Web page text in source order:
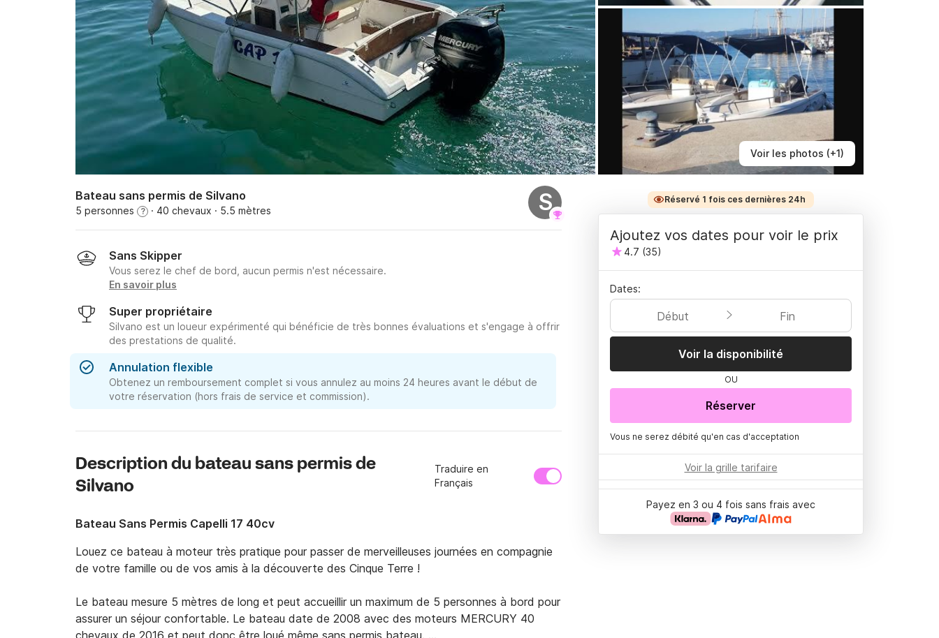
Voir les photos (+1)
Bateau sans permis de Silvano
5 personnes ? · 40 chevaux · 5.5 mètres S
Sans Skipper
Vous serez le chef de bord, aucun permis n'est nécessaire.
En savoir plus
Super propriétaire
Silvano est un loueur expérimenté qui bénéficie de très bonnes évaluations et s'engage à offrir
des prestations de qualité.
Annulation flexible
Obtenez un remboursement complet si vous annulez au moins 24 heures avant le début de
votre réservation (hors frais de service et commission).
Description du bateau sans permis de
Silvano
Traduire en
Français
Bateau Sans Permis Capelli 17 40cv
Louez ce bateau à moteur très pratique pour passer de merveilleuses journées en compagnie
de votre famille ou de vos amis à la découverte des Cinque Terre !
Le bateau mesure 5 mètres de long et peut accueillir un maximum de 5 personnes à bord pour
assurer un séjour confortable. Le bateau date de 2008 avec des moteurs MERCURY 40
chevaux de 2016 et peut donc être loué même sans permis bateau.
Réservé 1 fois ces dernières 24h
Ajoutez vos dates pour voir le prix
4.7 (35)
Dates:
Début Fin
Voir la disponibilité
OU
Réserver
Vous ne serez débité qu'en cas d'acceptation
Voir la grille tarifaire
Payez en 3 ou 4 fois sans frais avec